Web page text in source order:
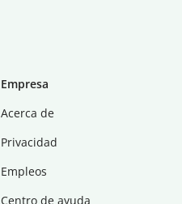
Empresa
Acerca de
Privacidad
Empleos
Centro de ayuda